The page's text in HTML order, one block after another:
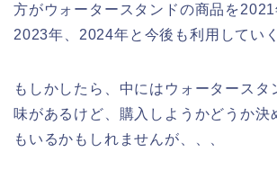
方がウォータースタンドの商品を2021
2023年、2024年と今後も利用してい
もしかしたら、中にはウォータースタ
味があるけど、購入しようかどうか決
もいるかもしれませんが、、、